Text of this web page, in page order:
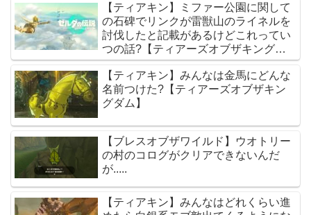
【ティアキン】ミファー公園に関して
の石碑でリンクが雷獣山のライネルを
討伐したと記載があるけどこれってい
つの話?【ティアーズオブザキングダ
ム】
【ティアキン】みんなは金馬にどんな
名前つけた?【ティアーズオブザキン
グダム】
【ブレスオブザワイルド】ウオトリー
の村のコログがクリアできないんだ
が.....
【ティアキン】みんなはどれくらい進